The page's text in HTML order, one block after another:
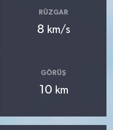
RÜZGAR
8 km/s
GÖRÜŞ
10 km